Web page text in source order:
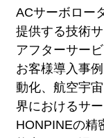
ACサーボロー
提供する技術
アフターサー
お客様導入事
動化、航空宇
界におけるサ
HONPINEの精